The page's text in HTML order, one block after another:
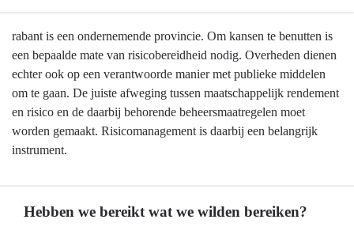
Terug
naar
navigatie
Weerstandsvermogen
risicobeheersing
rabant is een ondernemende provincie. Om kansen te benutten is
een bepaalde mate van risicobereidheid nodig. Overheden dienen
echter ook op een verantwoorde manier met publieke middelen
om te gaan. De juiste afweging tussen maatschappelijk rendement
en risico en de daarbij behorende beheersmaatregelen moet
worden gemaakt. Risicomanagement is daarbij een belangrijk
instrument.
Hebben we bereikt wat we wilden bereiken?